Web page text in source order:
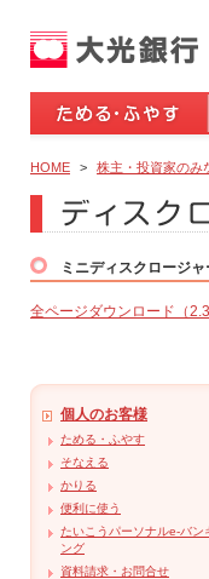
HOME > 株主・投資家のみ
ミニディスクロージ
全ページダウンロード（
個人のお客様
ためる・ふやす
そなえる
かりる
便利に使う
たいこうパーソナルe-バン
ング
資料請求・お問合せ